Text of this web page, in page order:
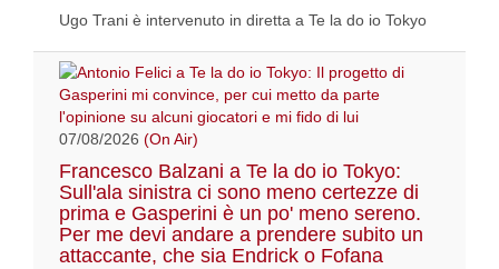
Ugo Trani è intervenuto in diretta a Te la do io Tokyo
07/08/2026 (On Air)
Francesco Balzani a Te la do io Tokyo:
Sull'ala sinistra ci sono meno certezze di
prima e Gasperini è un po' meno sereno.
Per me devi andare a prendere subito un
attaccante, che sia Endrick o Fofana